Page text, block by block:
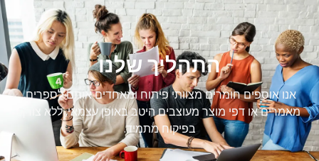
התהליך שלנו
אנו אוספים חומרים מצוותי פיתוח ומאחדים אותם לספרים,
מאמרים או דפי מוצר מעוצבים היטב באופן עצמאי, ללא צורך
בפיקוח מתמיד.